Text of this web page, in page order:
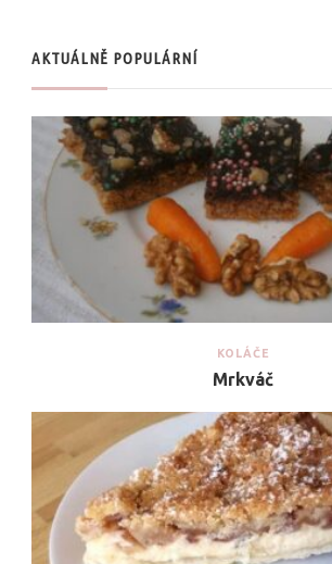
AKTUÁLNĚ POPULÁRNÍ
KOLÁČE
Mrkváč